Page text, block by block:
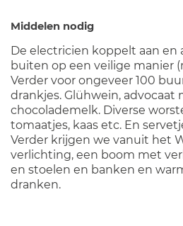
Middelen nodig
De electricien koppelt aan en
buiten op een veilige manier
Verder voor ongeveer 100
drankjes. Glühwein, advocaat
chocolademelk. Diverse
tomaatjes, kaas etc. En
Verder krijgen we vanuit het
verlichting, een boom met
en stoelen en banken en
dranken.